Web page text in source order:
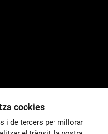
cookies
i de tercers per millorar